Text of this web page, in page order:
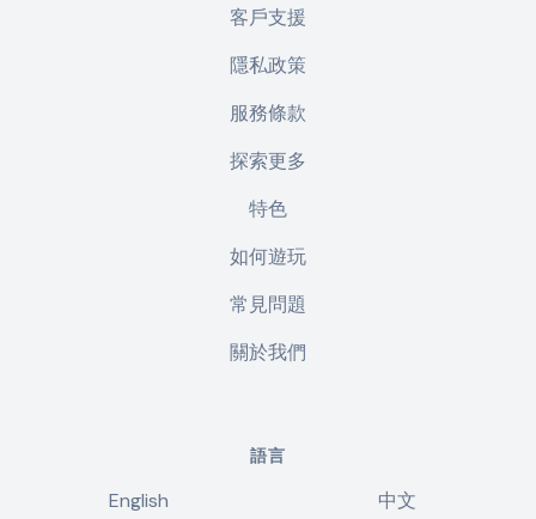
客戶支援
隱私政策
服務條款
探索更多
特色
如何遊玩
常見問題
關於我們
語言
English 中文